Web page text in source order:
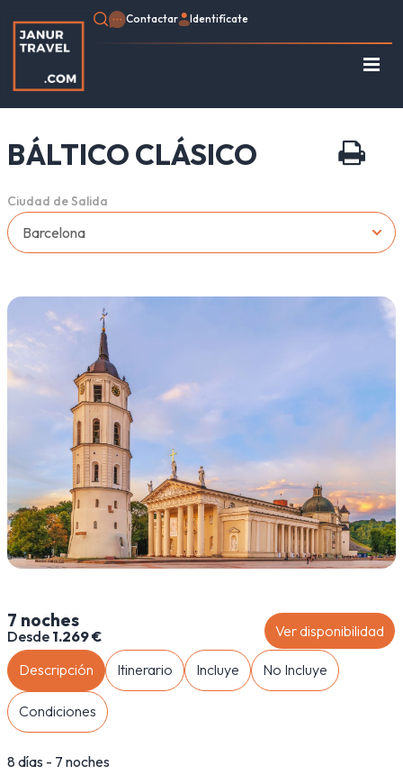
Contactar Identifícate
Inicio
Marruecos
Asia
BÁLTICO CLÁSICO
Ciudad de Salida
Descripción Itinerario Incluye No Incluye
Condiciones
8 días - 7 noches
7 noches
Desde 1.269 € Ver disponibilidad